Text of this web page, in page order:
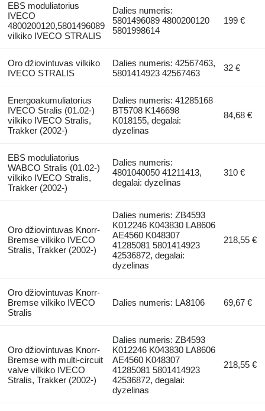
EBS moduliatorius
IVECO
4800200120,5801496089
vilkiko IVECO STRALIS
Dalies numeris:
5801496089 4800200120
5801998614
199 €
Oro džiovintuvas vilkiko
IVECO STRALIS
Dalies numeris: 42567463,
5801414923 42567463
32 €
Energoakumuliatorius
IVECO Stralis (01.02-)
vilkiko IVECO Stralis,
Trakker (2002-)
Dalies numeris: 41285168
BT5708 K146698
K018155, degalai:
dyzelinas
84,68 €
EBS moduliatorius
WABCO Stralis (01.02-)
vilkiko IVECO Stralis,
Trakker (2002-)
Dalies numeris:
4801040050 41211413,
degalai: dyzelinas
310 €
Oro džiovintuvas Knorr-
Bremse vilkiko IVECO
Stralis, Trakker (2002-)
Dalies numeris: ZB4593
K012246 K043830 LA8606
AE4560 K048307
41285081 5801414923
42536872, degalai:
dyzelinas
218,55 €
Oro džiovintuvas Knorr-
Bremse vilkiko IVECO
Stralis
Dalies numeris: LA8106 69,67 €
Oro džiovintuvas Knorr-
Bremse with multi-circuit
valve vilkiko IVECO
Stralis, Trakker (2002-)
Dalies numeris: ZB4593
K012246 K043830 LA8606
AE4560 K048307
41285081 5801414923
42536872, degalai:
dyzelinas
218,55 €